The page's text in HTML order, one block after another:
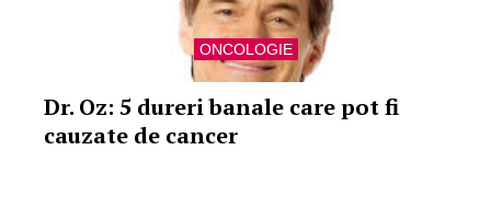
ONCOLOGIE
Dr. Oz: 5 dureri banale care pot fi
cauzate de cancer